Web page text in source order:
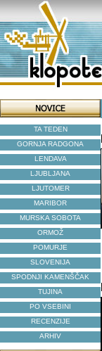
TA TEDEN
GORNJA RADGONA
LENDAVA
LJUBLJANA
LJUTOMER
MARIBOR
MURSKA SOBOTA
ORMOŽ
POMURJE
SLOVENIJA
SPODNJI KAMENŠČAK
TUJINA
PO VSEBINI
RECENZIJE
ARHIV